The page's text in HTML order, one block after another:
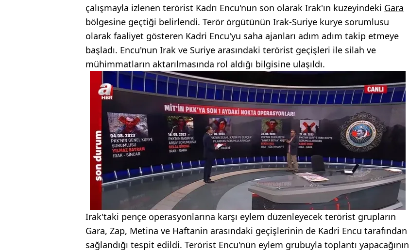
çalışmayla izlenen terörist Kadrı Encu'nun son olarak Irak'ın kuzeyindeki Gara
bölgesine geçtiği belirlendi. Terör örgütünün Irak-Suriye kurye sorumlusu
olarak faaliyet gösteren Kadri Encu'yu saha ajanları adım adım takip etmeye
başladı. Encu'nun Irak ve Suriye arasındaki terörist geçişleri ile silah ve
mühimmatların aktarılmasında rol aldığı bilgisine ulaşıldı.
Irak'taki pençe operasyonlarına karşı eylem düzenleyecek terörist grupların
Gara, Zap, Metina ve Haftanin arasındaki geçişlerinin de Kadri Encu tarafından
sağlandığı tespit edildi. Terörist Encu'nün eylem grubuyla toplantı yapacağının